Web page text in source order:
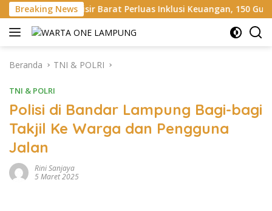
Langsung
ke
konten
Breaking News
Pesisir Barat Perluas Inklusi Keuangan, 150 Guru Terima
Beranda TNI & POLRI
TNI & POLRI
Polisi di Bandar Lampung Bagi-bagi
Takjil Ke Warga dan Pengguna
Jalan
Rini Sanjaya
5 Maret 2025